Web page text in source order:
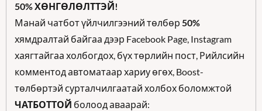
50% ХӨНГӨЛӨЛТТЭЙ!
Манай чатбот үйлчилгээний төлбөр 50%
хямдралтай байгаа дээр Facebook Page, Instagram
хаягтайгаа холбогдох, бүх төрлийн пост, Рийлсийн
комментод автоматаар хариу өгөх, Boost-
ЧАТБОТТОЙ